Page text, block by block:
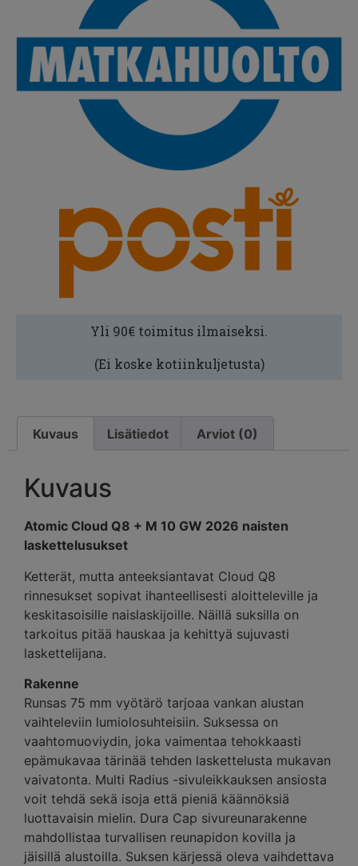
Yli 90€ toimitus ilmaiseksi.
(Ei koske kotiinkuljetusta)
Kuvaus Lisätiedot Arviot (0)
Kuvaus
Atomic Cloud Q8 + M 10 GW 2026 naisten
laskettelusukset
Ketterät, mutta anteeksiantavat Cloud Q8
rinnesukset sopivat ihanteellisesti aloitteleville ja
keskitasoisille naislaskijoille. Näillä suksilla on
tarkoitus pitää hauskaa ja kehittyä sujuvasti
laskettelijana.
Rakenne
Runsas 75 mm vyötärö tarjoaa vankan alustan
vaihteleviin lumiolosuhteisiin. Suksessa on
vaahtomuoviydin, joka vaimentaa tehokkaasti
epämukavaa tärinää tehden laskettelusta mukavan
vaivatonta. Multi Radius -sivuleikkauksen ansiosta
voit tehdä sekä isoja että pieniä käännöksiä
luottavaisin mielin. Dura Cap sivureunarakenne
mahdollistaa turvallisen reunapidon kovilla ja
jäisillä alustoilla. Suksen kärjessä oleva vaihdettava